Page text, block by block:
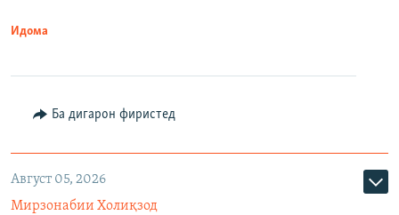
Идома
Ба дигарон фиристед
Август 05, 2026
Мирзонабии Холиқзод